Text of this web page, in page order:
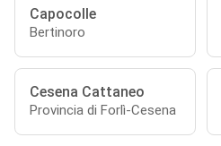
Capocolle
Bertinoro
Cesena Cattaneo
Provincia di Forlì-Cesena